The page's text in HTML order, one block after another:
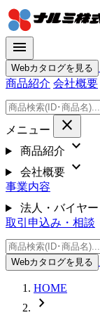
menu
Webカタログを見る
商品紹介 会社概要
メニュー close
商品紹介 expand_more
会社概要 expand_more
事業内容
法人・バイヤー
取引申込み・相談
Webカタログを見る
HOME
chevron_right